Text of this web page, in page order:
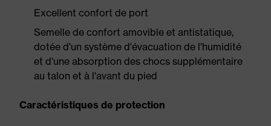
Excellent confort de port
Semelle de confort amovible et antistatique,
dotée d'un système d'évacuation de l'humidité
et d'une absorption des chocs supplémentaire
au talon et à l'avant du pied
Caractéristiques de protection